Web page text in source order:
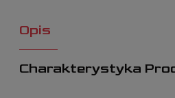
Opis
Charakterystyka